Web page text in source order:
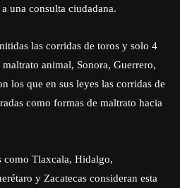
una consulta ciudadana.
las corridas de toros y solo 4
animal, Sonora, Guerrero,
los que en sus leyes las corridas de
como formas de maltrato hacia
como Tlaxcala, Hidalgo,
y Zacatecas consideran esta